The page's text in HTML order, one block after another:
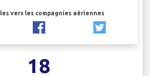
vers les compagnies aériennes
18